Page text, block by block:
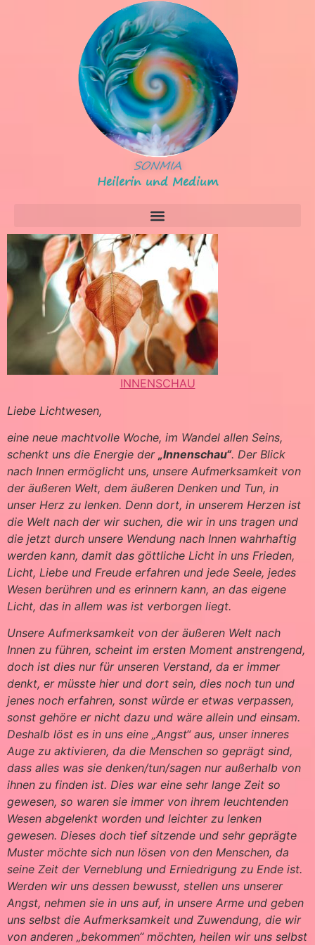
SONMIA
Heilerin und Medium
INNENSCHAU
Liebe Lichtwesen,
eine neue machtvolle Woche, im Wandel allen Seins,
schenkt uns die Energie der „Innenschau“. Der Blick
nach Innen ermöglicht uns, unsere Aufmerksamkeit von
der äußeren Welt, dem äußeren Denken und Tun, in
unser Herz zu lenken. Denn dort, in unserem Herzen ist
die Welt nach der wir suchen, die wir in uns tragen und
die jetzt durch unsere Wendung nach Innen wahrhaftig
werden kann, damit das göttliche Licht in uns Frieden,
Licht, Liebe und Freude erfahren und jede Seele, jedes
Wesen berühren und es erinnern kann, an das eigene
Licht, das in allem was ist verborgen liegt.
Unsere Aufmerksamkeit von der äußeren Welt nach
Innen zu führen, scheint im ersten Moment anstrengend,
doch ist dies nur für unseren Verstand, da er immer
denkt, er müsste hier und dort sein, dies noch tun und
jenes noch erfahren, sonst würde er etwas verpassen,
sonst gehöre er nicht dazu und wäre allein und einsam.
Deshalb löst es in uns eine „Angst“ aus, unser inneres
Auge zu aktivieren, da die Menschen so geprägt sind,
dass alles was sie denken/tun/sagen nur außerhalb von
ihnen zu finden ist. Dies war eine sehr lange Zeit so
gewesen, so waren sie immer von ihrem leuchtenden
Wesen abgelenkt worden und leichter zu lenken
gewesen. Dieses doch tief sitzende und sehr geprägte
Muster möchte sich nun lösen von den Menschen, da
seine Zeit der Verneblung und Erniedrigung zu Ende ist.
Werden wir uns dessen bewusst, stellen uns unserer
Angst, nehmen sie in uns auf, in unsere Arme und geben
uns selbst die Aufmerksamkeit und Zuwendung, die wir
von anderen „bekommen“ möchten, heilen wir uns selbst